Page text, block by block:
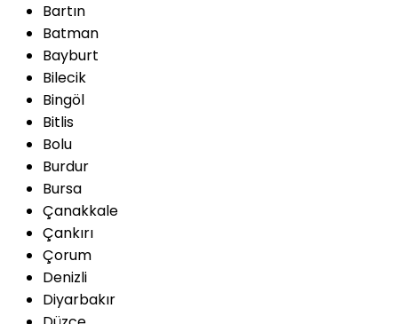
Bartın
Batman
Bayburt
Bilecik
Bingöl
Bitlis
Bolu
Burdur
Bursa
Çanakkale
Çankırı
Çorum
Denizli
Diyarbakır